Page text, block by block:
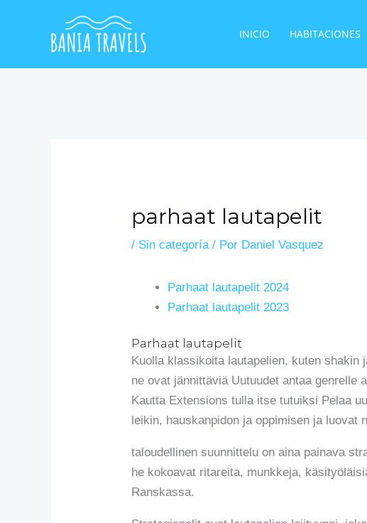
INICIO HABITACIONES
parhaat lautapelit
/ Sin categoría / Por Daniel Vasquez
Parhaat lautapelit 2024
Parhaat lautapelit 2023
Parhaat lautapelit
Kuolla klassikoita lautapelien, kuten
ne ovat jännittäviä Uutuudet antaa
Kautta Extensions tulla itse tutuiksi Pelaa
leikin, hauskanpidon ja oppimisen ja luovat
taloudellinen suunnittelu on aina painava
he kokoavat ritareita, munkkeja,
Ranskassa.